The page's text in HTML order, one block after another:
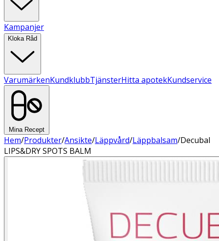
Kampanjer
Kloka Råd
VarumärkenKundklubbTjänsterHitta apotekKundservice
Mina Recept
Hem/Produkter/Ansikte/Läppvård/Läppbalsam/Decubal
LIPS&DRY SPOTS BALM